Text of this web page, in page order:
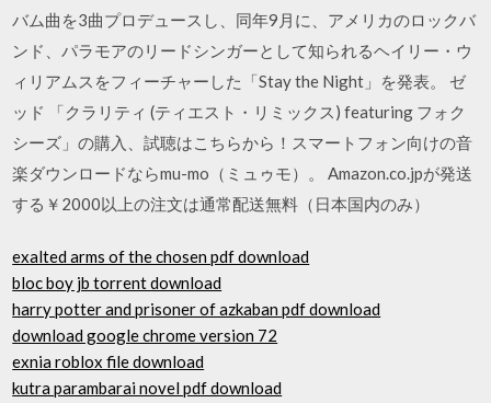
バム曲を3曲プロデュースし、同年9月に、アメリカのロックバ
ンド、パラモアのリードシンガーとして知られるヘイリー・ウ
ィリアムスをフィーチャーした「Stay the Night」を発表。 ゼ
ッド 「クラリティ (ティエスト・リミックス) featuring フォク
シーズ」の購入、試聴はこちらから！スマートフォン向けの音
楽ダウンロードならmu-mo（ミュゥモ）。 Amazon.co.jpが発送
する￥2000以上の注文は通常配送無料（日本国内のみ）
exalted arms of the chosen pdf download
bloc boy jb torrent download
harry potter and prisoner of azkaban pdf download
download google chrome version 72
exnia roblox file download
kutra parambarai novel pdf download